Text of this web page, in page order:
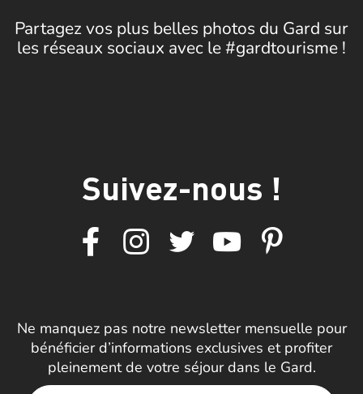
Partagez vos plus belles photos du Gard sur
les réseaux sociaux avec le #gardtourisme !
Suivez-nous !
Ne manquez pas notre newsletter mensuelle pour
bénéficier d’informations exclusives et profiter
pleinement de votre séjour dans le Gard.